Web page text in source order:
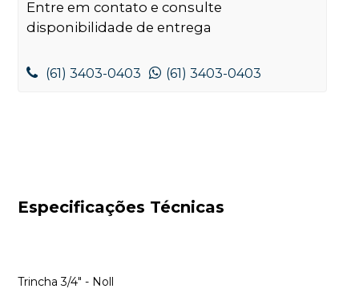
Entre em contato e consulte
disponibilidade de entrega
(61) 3403-0403 (61) 3403-0403
Especificações Técnicas
Trincha 3/4" - Noll